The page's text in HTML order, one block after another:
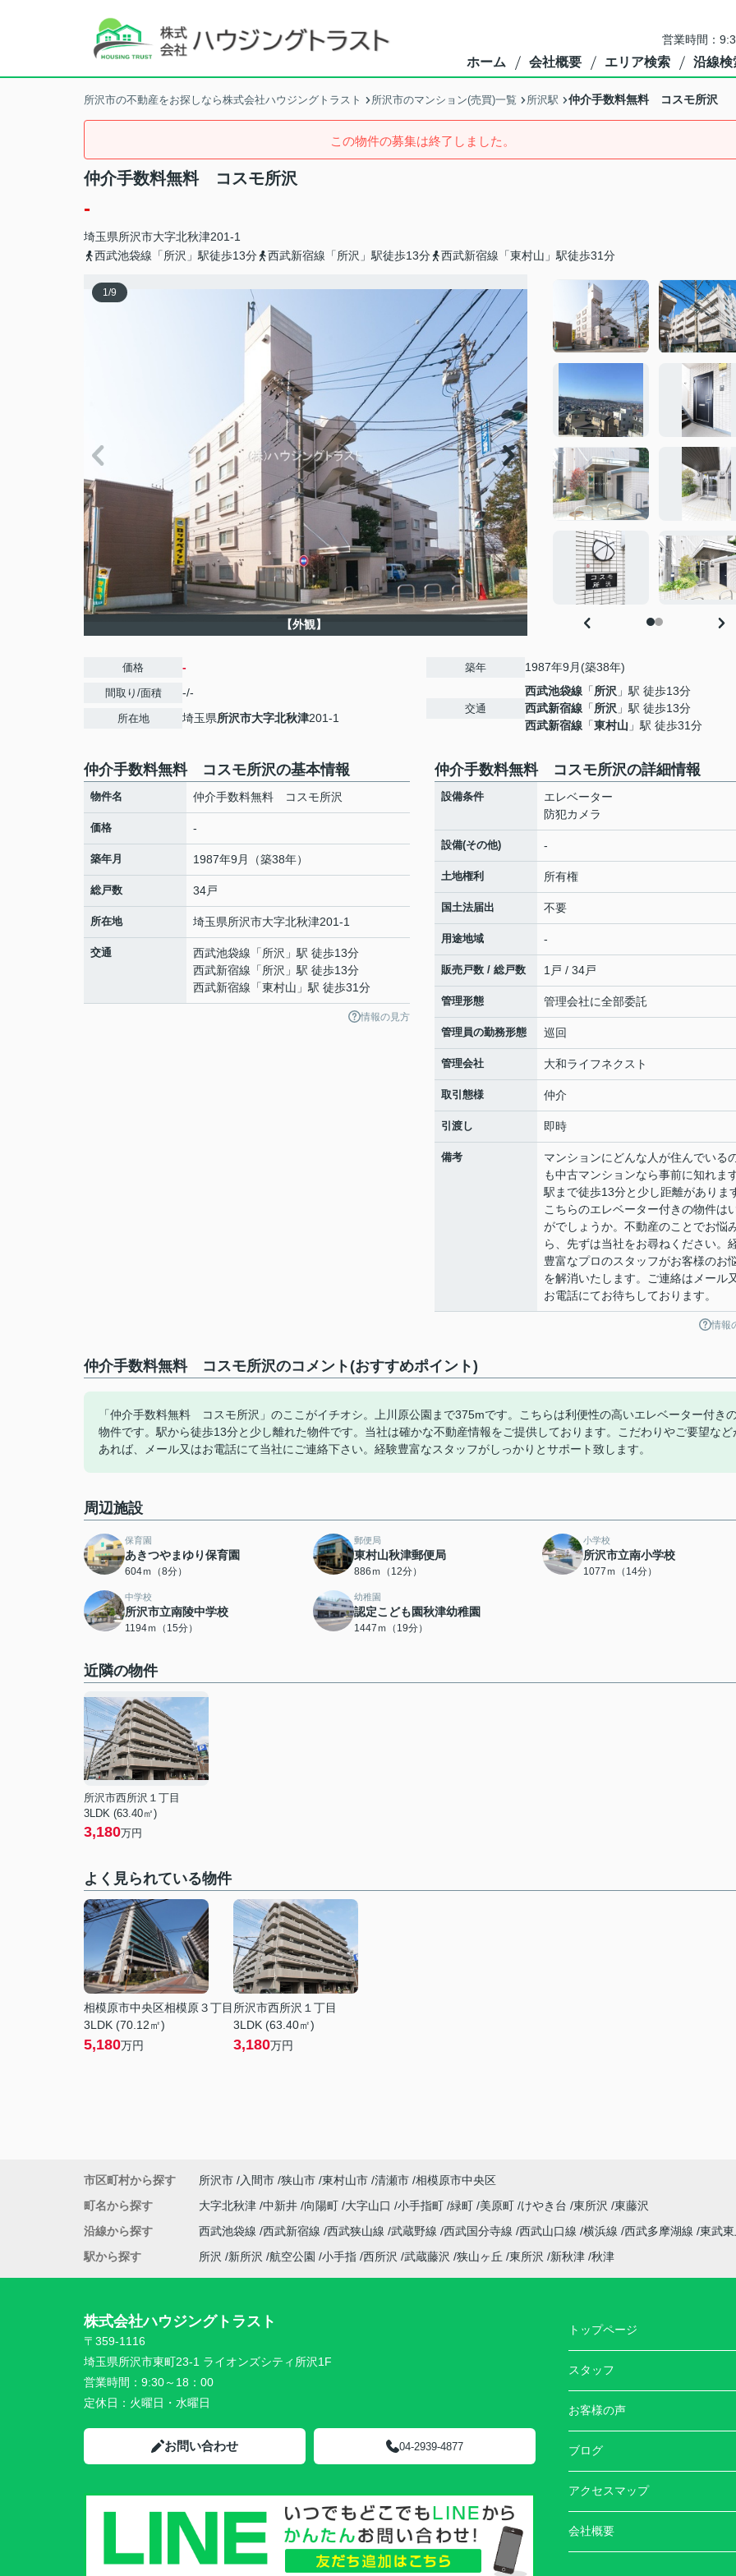
営業時間：
ホーム 会社概要 エリア検索 沿線検
所沢市の不動産をお探しなら株式会社ハウジングトラスト 所沢市のマンション(売買)一覧 所沢駅 仲介手数料無料 コスモ所沢
この物件の募集は終了しました。
仲介手数料無料 コスモ所沢
-
埼玉県所沢市大字北秋津201-1
西武池袋線「所沢」駅徒歩13分
西武新宿線「所沢」駅徒歩13分 西武新宿線「東村山」駅徒歩31分
1/9
【外観】
価格 -
間取り/面積 -/-
所在地 埼玉県所沢市大字北秋津201-1
築年 1987年9月(築38年)
交通
西武池袋線 「所沢 」駅 徒歩13分
西武新宿線 「所沢 」駅 徒歩13分
西武新宿線 「東村山 」駅 徒歩31分
仲介手数料無料 コスモ所沢の基本情報
物件名 仲介手数料無料 コスモ所沢
価格 -
築年月 1987年9月（築38年）
総戸数 34戸
所在地 埼玉県所沢市大字北秋津201-1
交通 西武池袋線 「所沢 」駅 徒歩13分
西武新宿線 「所沢 」駅 徒歩13分
西武新宿線 「東村山 」駅 徒歩31分
情報の見方
仲介手数料無料 コスモ所沢の詳細情報
設備条件
エレベーター
防犯カメラ
設備(その他) -
土地権利 所有権
国土法届出 不要
用途地域 -
販売戸数 / 総戸数 1戸 / 34戸
管理形態 管理会社に全部委託
管理員の勤務形態 巡回
管理会社 大和ライフネクスト
取引態様 仲介
引渡し 即時
備考
マンションにどんな人が住んでいる
も中古マンションなら事前に知れま
駅まで徒歩13分と少し距離がありま
こちらのエレベーター付きの物件は
がでしょうか。不動産のことでお悩
ら、先ずは当社をお尋ねください。
豊富なプロのスタッフがお客様のお
を解消いたします。ご連絡はメール
お電話にてお待ちしております。
情報
仲介手数料無料 コスモ所沢のコメント(おすすめポイント)
「仲介手数料無料 コスモ所沢」のここがイチオシ。上川原公園まで375mです。こちらは利便性の高いエレベーター付き
物件です。駅から徒歩13分と少し離れた物件です。当社は確かな不動産情報をご提供しております。こだわりやご要望など
あれば、メール又はお電話にて当社にご連絡下さい。経験豊富なスタッフがしっかりとサポート致します。
周辺施設
保育園
あきつやまゆり保育園
604ｍ（8分）
郵便局
東村山秋津郵便局
886ｍ（12分）
小学校
所沢市立南小学校
1077ｍ（14分）
中学校
所沢市立南陵中学校
1194ｍ（15分）
幼稚園
認定こども園秋津幼稚園
1447ｍ（19分）
近隣の物件
所沢市西所沢１丁目
3LDK (63.40㎡)
3,180万円
よく見られている物件
相模原市中央区相模原３丁目
3LDK (70.12㎡)
5,180万円
所沢市西所沢１丁目
3LDK (63.40㎡)
3,180万円
市区町村から探す 所沢市 入間市 狭山市 東村山市 清瀬市 相模原市中央区
町名から探す
大字北秋津 中新井 向陽町 大字山口 小手指町 緑町 美原町 けやき台 東所沢
東藤沢
沿線から探す
西武池袋線 西武新宿線 西武狭山線 武蔵野線 西武国分寺線 西武山口線 横浜線 西武多摩湖線 東武
駅から探す
所沢 新所沢 航空公園 小手指 西所沢 武蔵藤沢 狭山ヶ丘 東所沢 新秋津 秋津
株式会社ハウジングトラスト
〒359-1116
埼玉県所沢市東町23-1 ライオンズシティ所沢1F
営業時間： 9:30～18：00
定休日： 火曜日・水曜日
お問い合わせ 04-2939-4877
トップページ
スタッフ
お客様の声
ブログ
アクセスマップ
会社概要